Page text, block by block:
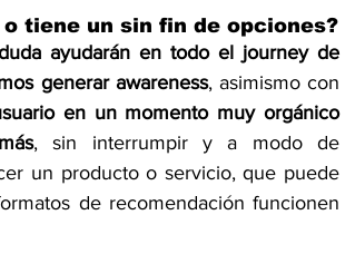
tiene un sin fin de opciones?
ayudarán en todo el journey de
generar awareness, asimismo con
en un momento muy orgánico
, sin interrumpir y a modo de
un producto o servicio, que puede
de recomendación funcionen